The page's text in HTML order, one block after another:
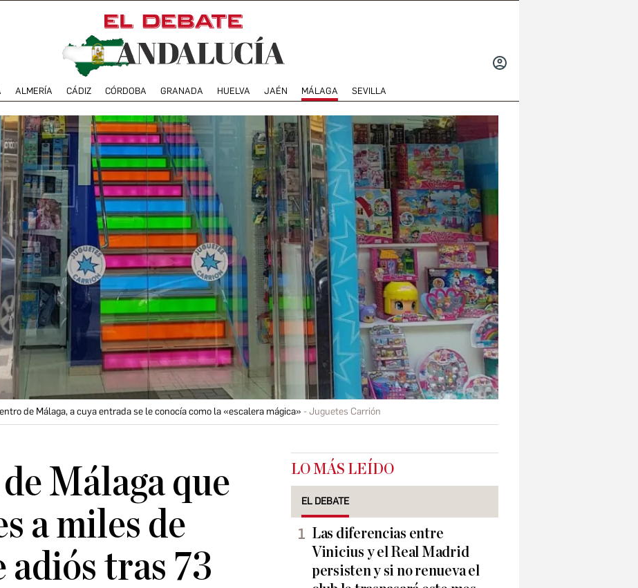
ALMERÍA CÁDIZ CÓRDOBA GRANADA HUELVA JAÉN MÁLAGA SEVILLA
de Málaga, a cuya entrada se le conocía como la «escalera mágica» Juguetes Carrión
Málaga que
a miles de
adiós tras 73
LO MÁS LEÍDO
EL DEBATE
Las diferencias entre
Vinicius y el Real Madrid
persisten y si no renueva el